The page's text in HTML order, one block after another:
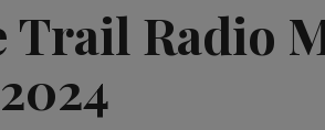
Trail Radio
2024